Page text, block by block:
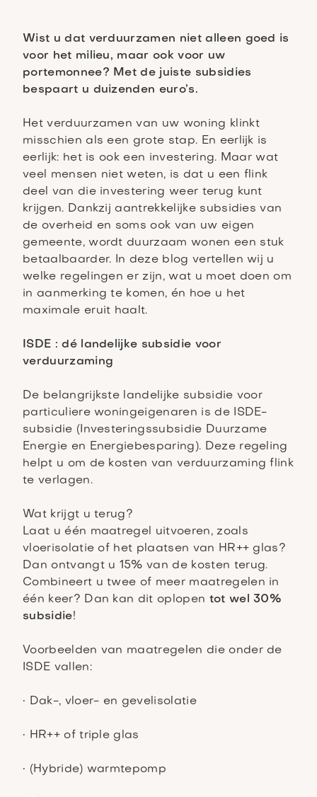
Wist u dat verduurzamen niet alleen goed is
voor het milieu, maar ook voor uw
portemonnee? Met de juiste subsidies
bespaart u duizenden euro’s.
Het verduurzamen van uw woning klinkt
misschien als een grote stap. En eerlijk is
eerlijk: het is ook een investering. Maar wat
veel mensen niet weten, is dat u een flink
deel van die investering weer terug kunt
krijgen. Dankzij aantrekkelijke subsidies van
de overheid en soms ook van uw eigen
gemeente, wordt duurzaam wonen een stuk
betaalbaarder. In deze blog vertellen wij u
welke regelingen er zijn, wat u moet doen om
in aanmerking te komen, én hoe u het
maximale eruit haalt.
ISDE : dé landelijke subsidie voor
verduurzaming
De belangrijkste landelijke subsidie voor
particuliere woningeigenaren is de ISDE-
subsidie (Investeringssubsidie Duurzame
Energie en Energiebesparing). Deze regeling
helpt u om de kosten van verduurzaming flink
te verlagen.
Wat krijgt u terug?
Laat u één maatregel uitvoeren, zoals
vloerisolatie of het plaatsen van HR++ glas?
Dan ontvangt u 15% van de kosten terug.
Combineert u twee of meer maatregelen in
één keer? Dan kan dit oplopen tot wel 30%
subsidie!
Voorbeelden van maatregelen die onder de
ISDE vallen:
• Dak-, vloer- en gevelisolatie
• HR++ of triple glas
• (Hybride) warmtepomp